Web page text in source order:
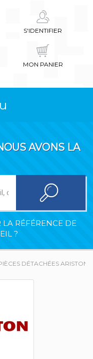
S'IDENTIFIER
MON PANIER
AVONS LA
RÉFÉRENCE DE
?
DÉTACHÉES ARISTON